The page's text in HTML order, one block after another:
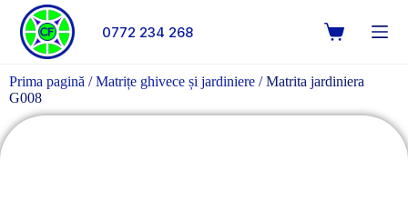
0772 234 268
Prima pagină /Matrițe ghivece și jardiniere / Matrita jardiniera
G008